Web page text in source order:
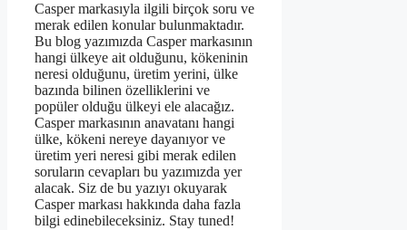
Casper markasıyla ilgili birçok soru ve
merak edilen konular bulunmaktadır.
Bu blog yazımızda Casper markasının
hangi ülkeye ait olduğunu, kökeninin
neresi olduğunu, üretim yerini, ülke
bazında bilinen özelliklerini ve
popüler olduğu ülkeyi ele alacağız.
Casper markasının anavatanı hangi
ülke, kökeni nereye dayanıyor ve
üretim yeri neresi gibi merak edilen
soruların cevapları bu yazımızda yer
alacak. Siz de bu yazıyı okuyarak
Casper markası hakkında daha fazla
bilgi edinebileceksiniz. Stay tuned!